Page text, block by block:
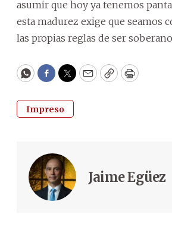
asumir que hoy ya tenemos
esta madurez exige que seamos
las propias reglas de ser
WhatsApp
Facebook
Twitter
EmailCopyPrint
Impreso
Jaime Egüez